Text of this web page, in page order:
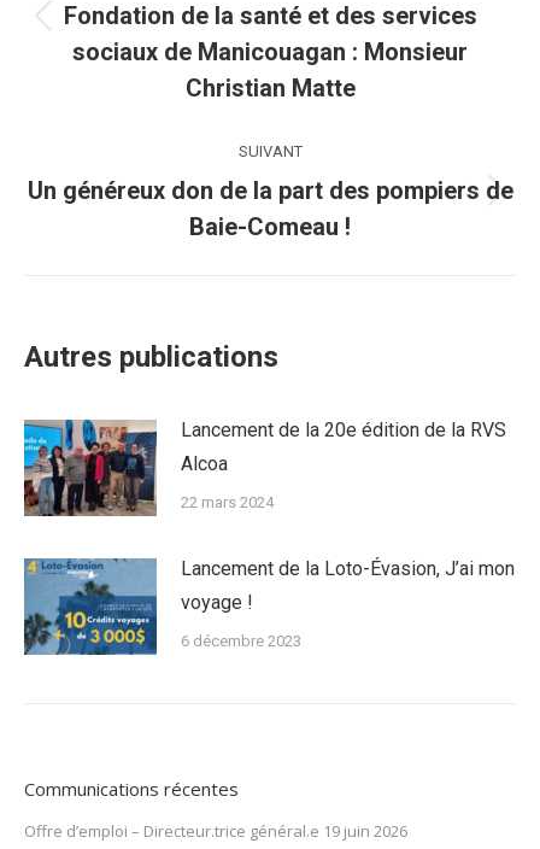
Article
précédent
:
Fondation de la santé et des services
sociaux de Manicouagan : Monsieur
Christian Matte
SUIVANT
Article
suivant
Un généreux don de la part des pompiers de
Baie-Comeau !
Autres publications
Lancement de la 20e édition de la RVS
Alcoa
22 mars 2024
Lancement de la Loto-Évasion, J’ai mon
voyage !
6 décembre 2023
Communications récentes
Offre d’emploi – Directeur.trice général.e 19 juin 2026